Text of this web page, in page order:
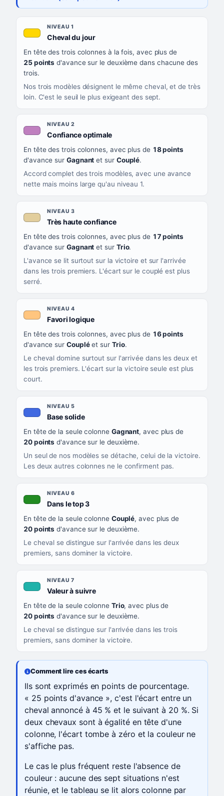
QUAND LA LIGNE PREND CETTE COULEUR
CE QUE CELA VOUS DIT
NIVEAU 1
Cheval du jour, couleur jaune or
En tête des trois colonnes à la fois, avec plus de
25 points d'avance sur le deuxième dans chacune des
trois.
Nos trois modèles désignent le même cheval, et de très
loin. C'est le seuil le plus exigeant des sept.
NIVEAU 2
Confiance optimale, couleur mauve
En tête des trois colonnes, avec plus de 18 points
d'avance sur Gagnant et sur Couplé.
Accord complet des trois modèles, avec une avance
nette mais moins large qu'au niveau 1.
NIVEAU 3
Très haute confiance, couleur beige
En tête des trois colonnes, avec plus de 17 points
d'avance sur Gagnant et sur Trio.
L'avance se lit surtout sur la victoire et sur l'arrivée
dans les trois premiers. L'écart sur le couplé est plus
serré.
NIVEAU 4
Favori logique, couleur orange clair
En tête des trois colonnes, avec plus de 16 points
d'avance sur Coupléet sur Trio.
Le cheval domine surtout sur l'arrivée dans les deux et
les trois premiers. L'écart sur la victoire seule est plus
court.
NIVEAU 5
Base solide, couleur bleu roi
En tête de la seule colonne Gagnant, avec plus de
20 points d'avance sur le deuxième.
Un seul de nos modèles se détache, celui de la victoire.
Les deux autres colonnes ne le confirment pas.
NIVEAU 6
Dans le top 3, couleur verte
En tête de la seule colonne Couplé, avec plus de
20 points d'avance sur le deuxième.
Le cheval se distingue sur l'arrivée dans les deux
premiers, sans dominer la victoire.
NIVEAU 7
Valeur à suivre, couleur turquoise
En tête de la seule colonne Trio, avec plus de
20 points d'avance sur le deuxième.
Le cheval se distingue sur l'arrivée dans les trois
premiers, sans dominer la victoire.
Comment lire ces écarts
Ils sont exprimés en points de pourcentage.
« 25 points d'avance », c'est l'écart entre un
cheval annoncé à 45 % et le suivant à 20 %. Si
deux chevaux sont à égalité en tête d'une
colonne, l'écart tombe à zéro et la couleur ne
s'affiche pas.
Le cas le plus fréquent reste l'absence de
couleur : aucune des sept situations n'est
réunie, et le tableau se lit alors colonne par